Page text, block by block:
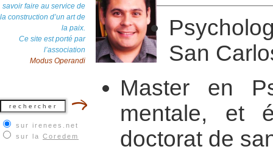
savoir faire au service de
la construction d’un art de
la paix.
Ce site est porté par
l’association
Modus Operandi
sur irenees.net
sur la Coredem
San
Master en
mentale, et
doctorat de